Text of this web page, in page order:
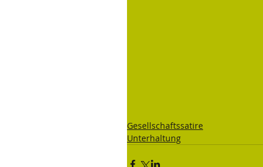
Gesellschaftssatire
Unterhaltung